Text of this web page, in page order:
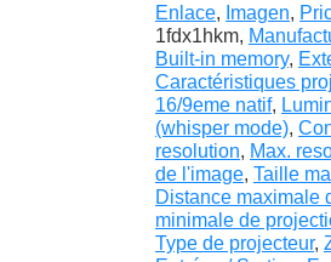
Enlace, Imagen,
1fdx1hkm,
Built-in memory,
Caractéristiques
16/9eme natif,
(whisper mode),
resolution, Max.
de l'image, Taille
Distance maximale
minimale de
Type de projecteur,